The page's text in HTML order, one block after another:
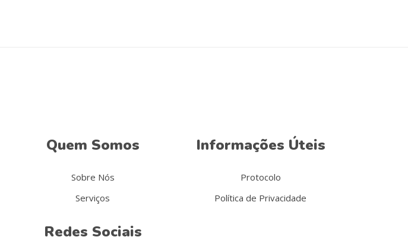
Quem Somos
Sobre Nós
Serviços
Redes Sociais
Informações Úteis
Protocolo
Política de Privacidade